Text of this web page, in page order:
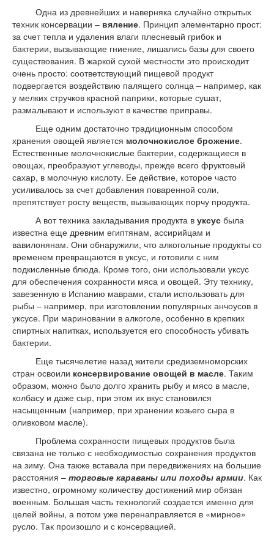
Одна из древнейших и наверняка случайно открытых
техник консервации – вяление. Принцип элементарно прост:
за счет тепла и удаления влаги плесневый грибок и
бактерии, вызывающие гниение, лишались базы для своего
существования. В жаркой сухой местности это происходит
очень просто: соответствующий пищевой продукт
подвергается воздействию палящего солнца – например, как
у мелких стручков красной паприки, которые сушат,
размалывают и используют в качестве приправы.
Еще одним достаточно традиционным способом
хранения овощей является молочнокислое брожение.
Естественные молочнокислые бактерии, содержащиеся в
овощах, преобразуют углеводы, прежде всего фруктовый
сахар, в молочную кислоту. Ее действие, которое часто
усиливалось за счет добавления поваренной соли,
препятствует росту веществ, вызывающих порчу продукта.
А вот техника закладывания продукта в уксусбыла
известна еще древним египтянам, ассирийцам и
вавилонянам. Они обнаружили, что алкогольные продукты со
временем превращаются в уксус, и готовили с ним
подкисленные блюда. Кроме того, они использовали уксус
для обеспечения сохранности мяса и овощей. Эту технику,
завезенную в Испанию маврами, стали использовать для
рыбы – например, при изготовлении популярных анчоусов в
уксусе. При мариновании в алкоголе, особенно в крепких
спиртных напитках, используется его способность убивать
бактерии.
Еще тысячелетие назад жители средиземноморских
стран освоили консервирование овощей в масле. Таким
образом, можно было долго хранить рыбу и мясо в масле,
колбасу и даже сыр, при этом их вкус становился
насыщенным (например, при хранении козьего сыра в
оливковом масле).
Проблема сохранности пищевых продуктов была
связана не только с необходимостью сохранения продуктов
на зиму. Она также вставала при передвижениях на большие
расстояния – торговые караваны или походы армии. Как
известно, огромному количеству достижений мир обязан
военным. Большая часть технологий создается именно для
целей войны, а потом уже перенаправляется в «мирное»
русло. Так произошло и с консервацией.